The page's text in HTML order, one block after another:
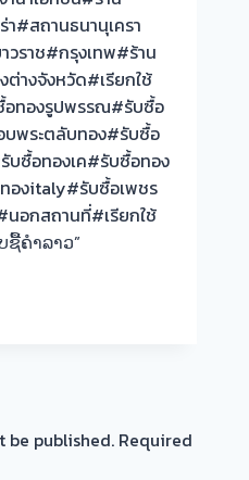
า#สถานธนานุเครา
วราช#กรุงเทพ#ร้าน
ต่างจังหวัด#เรียกใช้
อทองรูปพรรณ#รับซื้อ
บพระตลับทอง#รับซื้อ
บซื้อทองเค#รับซื้อทอง
องitaly#รับซื้อเพชร
อกสถานที่#เรียกใช้
ຊື້ຄຳລາວ”
be published. Required